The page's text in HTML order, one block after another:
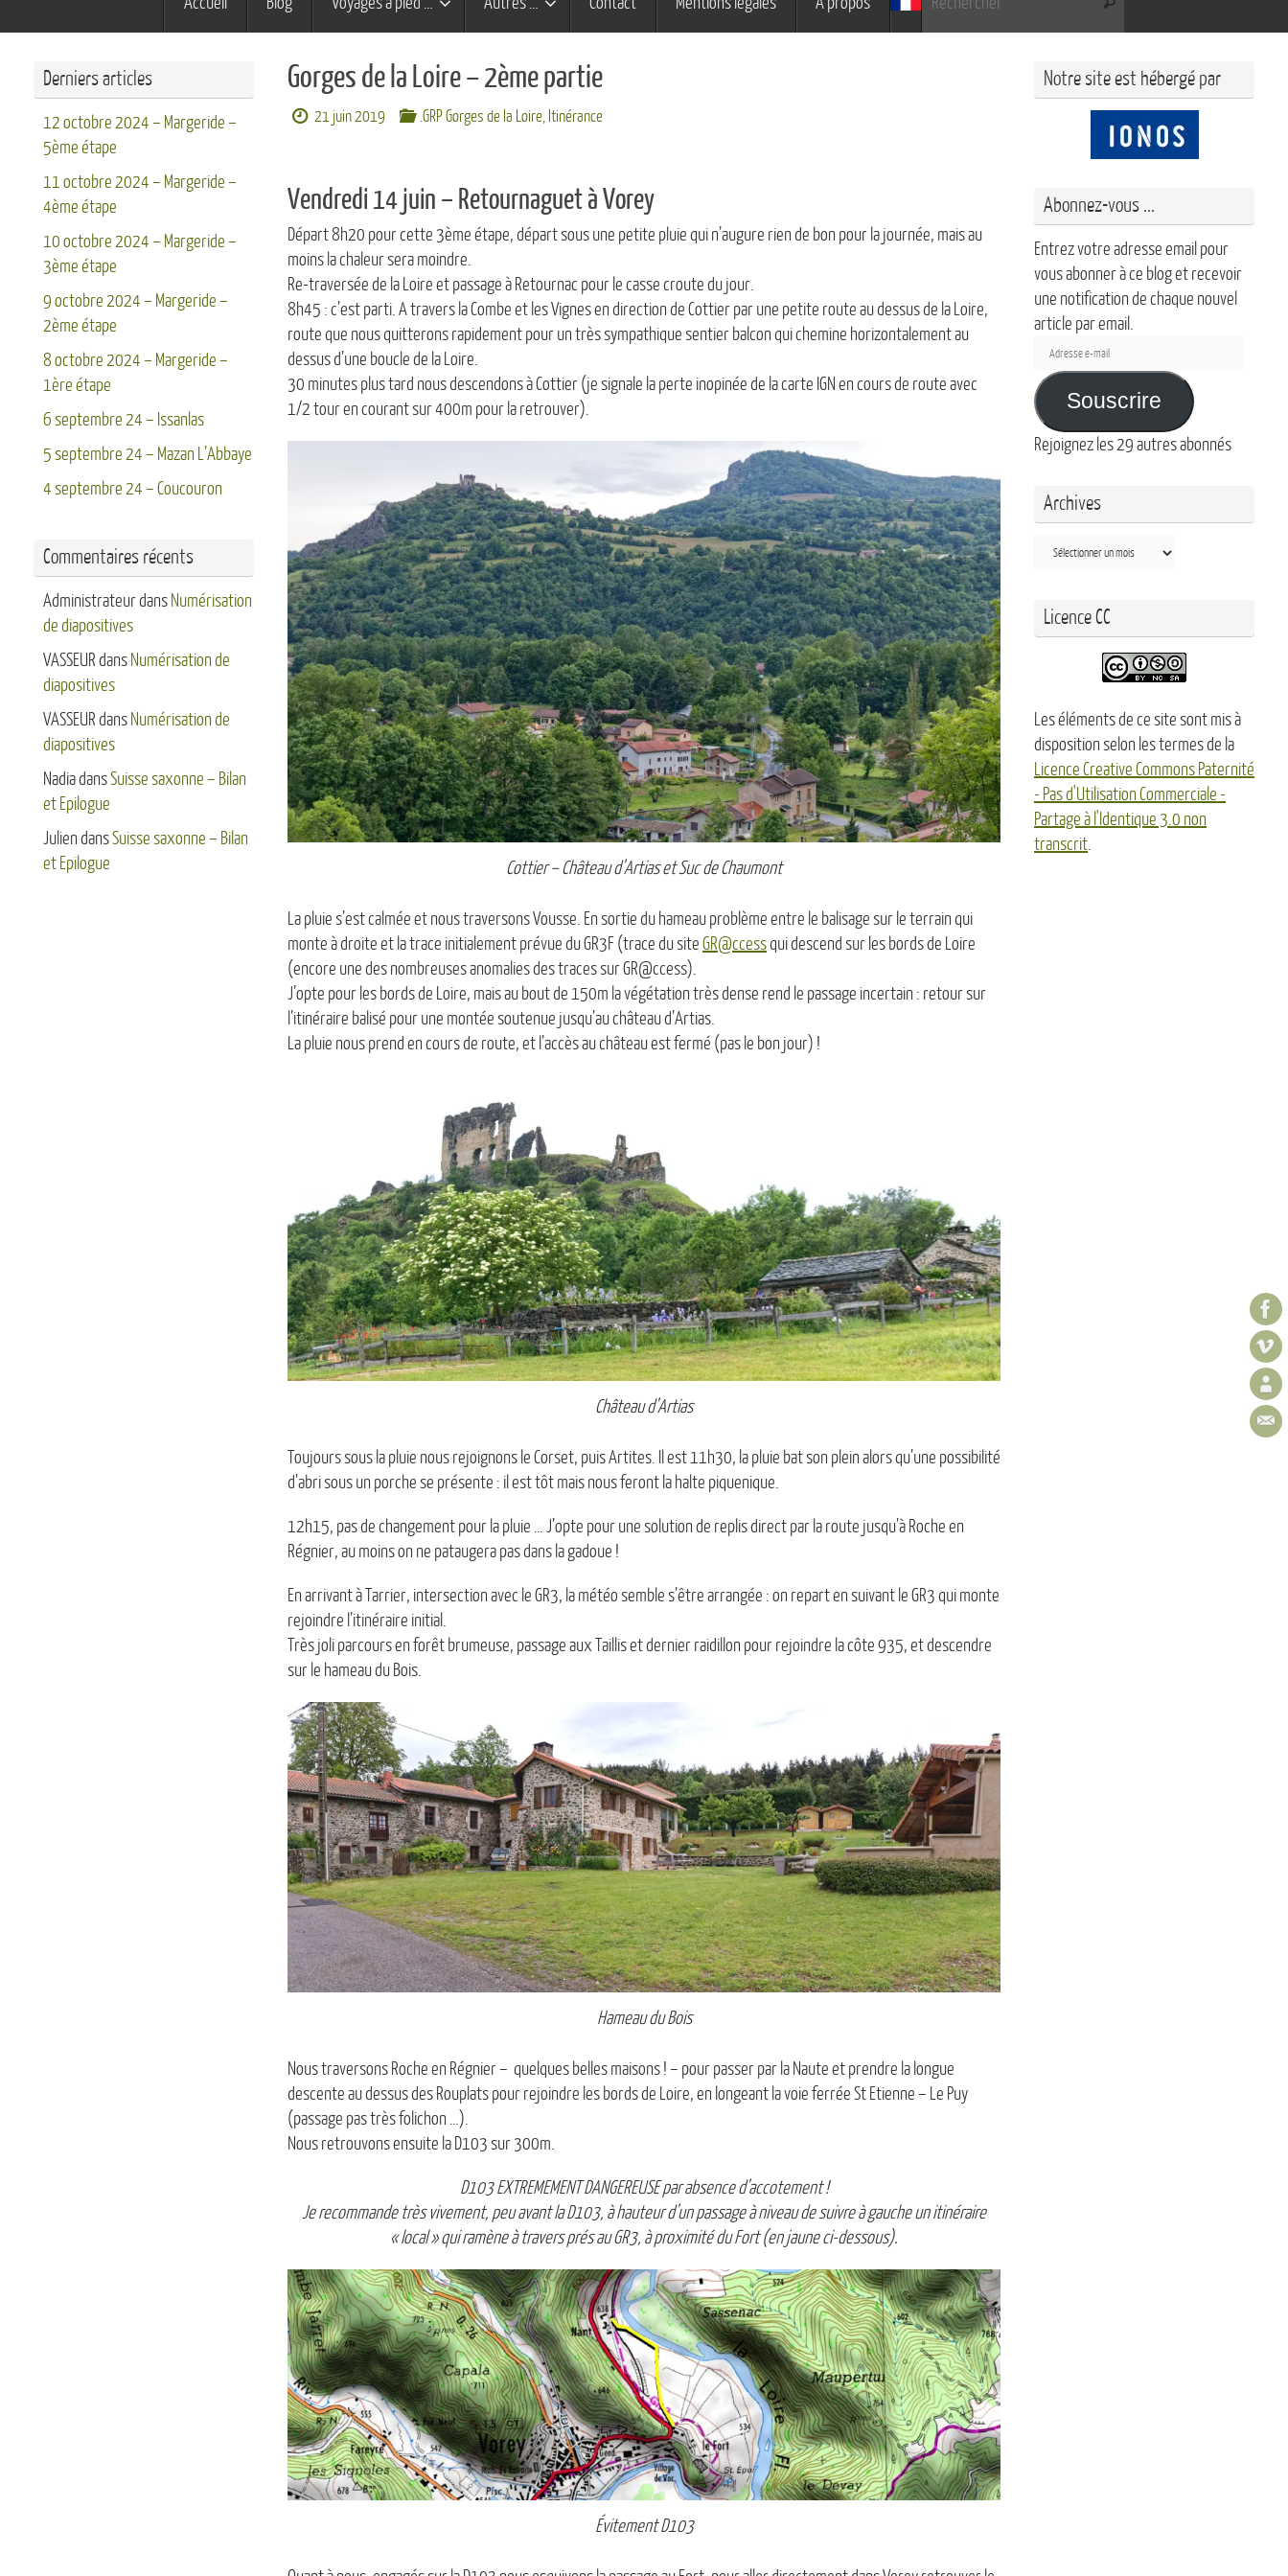
Gorges de la Loire – 2ème partie
21 juin 2019 .GRP Gorges de la Loire, Itinérance
Vendredi 14 juin – Retournaguet à Vorey
Départ 8h20 pour cette 3ème étape, départ sous une petite pluie qui n’augure rien de bon pour la journée, mais au
moins la chaleur sera moindre.
Re-traversée de la Loire et passage à Retournac pour le casse croute du jour.
8h45 : c’est parti. A travers la Combe et les Vignes en direction de Cottier par une petite route au dessus de la Loire,
route que nous quitterons rapidement pour un très sympathique sentier balcon qui chemine horizontalement au
dessus d’une boucle de la Loire.
30 minutes plus tard nous descendons à Cottier (je signale la perte inopinée de la carte IGN en cours de route avec
1/2 tour en courant sur 400m pour la retrouver).
Cottier – Château d’Artias et Suc de Chaumont
La pluie s’est calmée et nous traversons Vousse. En sortie du hameau problème entre le balisage sur le terrain qui
monte à droite et la trace initialement prévue du GR3F (trace du site GR@ccessqui descend sur les bords de Loire
(encore une des nombreuses anomalies des traces sur GR@ccess).
J’opte pour les bords de Loire, mais au bout de 150m la végétation très dense rend le passage incertain : retour sur
l’itinéraire balisé pour une montée soutenue jusqu’au château d’Artias.
La pluie nous prend en cours de route, et l’accès au château est fermé (pas le bon jour) !
Château d’Artias
Toujours sous la pluie nous rejoignons le Corset, puis Artites. Il est 11h30, la pluie bat son plein alors qu’une possibilité
d’abri sous un porche se présente : il est tôt mais nous feront la halte piquenique.
12h15, pas de changement pour la pluie … J’opte pour une solution de replis direct par la route jusqu’à Roche en
Régnier, au moins on ne pataugera pas dans la gadoue !
En arrivant à Tarrier, intersection avec le GR3, la météo semble s’être arrangée : on repart en suivant le GR3 qui monte
rejoindre l’itinéraire initial.
Très joli parcours en forêt brumeuse, passage aux Taillis et dernier raidillon pour rejoindre la côte 935, et descendre
sur le hameau du Bois.
Hameau du Bois
Nous traversons Roche en Régnier – quelques belles maisons ! – pour passer par la Naute et prendre la longue
descente au dessus des Rouplats pour rejoindre les bords de Loire, en longeant la voie ferrée St Etienne – Le Puy
(passage pas très folichon …).
Nous retrouvons ensuite la D103 sur 300m.
D103 EXTREMEMENT DANGEREUSE par absence d’accotement !
Je recommande très vivement, peu avant la D103, à hauteur d’un passage à niveau de suivre à gauche un itinéraire
« local » qui ramène à travers prés au GR3, à proximité du Fort (en jaune ci-dessous).
Évitement D103
Derniers articles
12 octobre 2024 – Margeride –
5ème étape
11 octobre 2024 – Margeride –
4ème étape
10 octobre 2024 – Margeride –
3ème étape
9 octobre 2024 – Margeride –
2ème étape
8 octobre 2024 – Margeride –
1ère étape
6 septembre 24 – Issanlas
5 septembre 24 – Mazan L’Abbaye
4 septembre 24 – Coucouron
Commentaires récents
Administrateurdans Numérisation
de diapositives
VASSEUR dans Numérisation de
diapositives
VASSEUR dans Numérisation de
diapositives
NadiadansSuisse saxonne – Bilan
et Epilogue
Julien dansSuisse saxonne – Bilan
et Epilogue
Notre site est hébergé par
Abonnez-vous ...
Entrez votre adresse email pour
vous abonner à ce blog et recevoir
une notification de chaque nouvel
article par email.
Adresse
e-
mail
Souscrire
Rejoignez les 29 autres abonnés
Archives
Archives
Licence CC
Les éléments de ce site sont mis à
disposition selon les termes de la
Licence Creative Commons Paternité
- Pas d'Utilisation Commerciale -
Partage à l'Identique 3.0 non
transcrit